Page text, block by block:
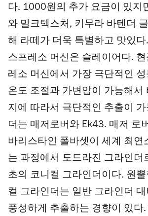
다. 1000원의 추가 요금이 있지
와 밀크텍스처, 키무라 바텐더
해 라떼가 더욱 특별하고 맛있다
스프레소 머신은 슬레이어다.
레소 머신에서 가장 극단적인
온도 조절과 가변압이 가능해서
지에 따라서 극단적인 추출이
더는 매저로버와 Ek43. 매저 로
바리스타인 폴바셋이 세계 최연
는 과정에서 도드라진 그라인더
초의 코니컬 그라인더이다. 원뿔
컬 그라인더는 일반 그라인더
풍성하게 추출하는 경향이 있다.